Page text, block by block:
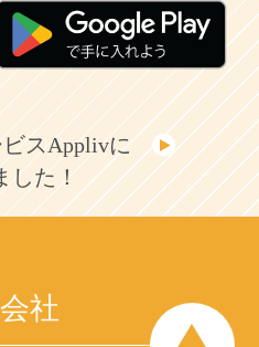
スApplivに
した！
社